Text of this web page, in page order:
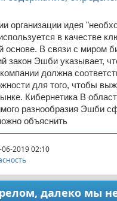
организации идея
в качестве
основе. В связи с миром
закон Эшби указывает,
должна
для того, чтобы
Кибернетика В
разнообразия Эшби
объяснить
06-2019 02:10
далеко мы